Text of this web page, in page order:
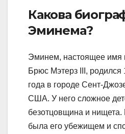
Какова
Эминема?
Эминем, настоящее имя
Брюс Мэтерз III, родился
года в городе Сент-
США. У него сложное
безотцовщина и нищета.
была его убежищем и